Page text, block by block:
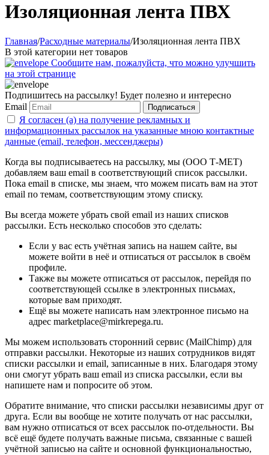
Изоляционная лента ПВХ
Главная/Расходные материалы/Изоляционная лента ПВХ
В этой категории нет товаров
Сообщите нам, пожалуйста, что можно улучшить
на этой странице
Подпишитесь на рассылку! Будет полезно и интересно
Email
Подписаться
Я согласен (а) на получение рекламных и
информационных рассылок на указанные мною контактные
данные (email, телефон, мессенджеры)
Когда вы подписываетесь на рассылку, мы (ООО Т-МЕТ)
добавляем ваш email в соответствующий список рассылки.
Пока email в списке, мы знаем, что можем писать вам на этот
email по темам, соответствующим этому списку.
Вы всегда можете убрать свой email из наших списков
рассылки. Есть несколько способов это сделать:
Если у вас есть учётная запись на нашем сайте, вы
можете войти в неё и отписаться от рассылок в своём
профиле.
Также вы можете отписаться от рассылок, перейдя по
соответствующей ссылке в электронных письмах,
которые вам приходят.
Ещё вы можете написать нам электронное письмо на
адрес marketplace@mirkrepega.ru.
Мы можем использовать сторонний сервис (MailChimp) для
отправки рассылки. Некоторые из наших сотрудников видят
списки рассылки и email, записанные в них. Благодаря этому
они смогут убрать ваш email из списка рассылки, если вы
напишете нам и попросите об этом.
Обратите внимание, что списки рассылки независимы друг от
друга. Если вы вообще не хотите получать от нас рассылки,
вам нужно отписаться от всех рассылок по-отдельности. Вы
всё ещё будете получать важные письма, связанные с вашей
учётной записью на сайте и основной функциональностью,